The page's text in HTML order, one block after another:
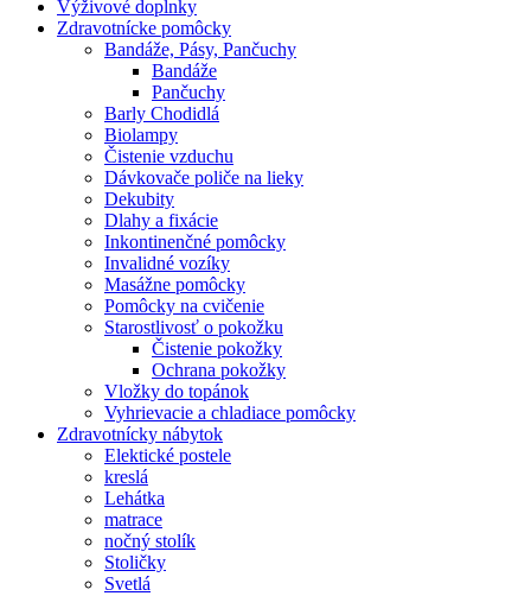
Výživové doplnky
Zdravotnícke pomôcky
Bandáže, Pásy, Pančuchy
Bandáže
Pančuchy
Barly Chodidlá
Biolampy
Čistenie vzduchu
Dávkovače poliče na lieky
Dekubity
Dlahy a fixácie
Inkontinenčné pomôcky
Invalidné vozíky
Masážne pomôcky
Pomôcky na cvičenie
Starostlivosť o pokožku
Čistenie pokožky
Ochrana pokožky
Vložky do topánok
Vyhrievacie a chladiace pomôcky
Zdravotnícky nábytok
Elektické postele
kreslá
Lehátka
matrace
nočný stolík
Stoličky
Svetlá